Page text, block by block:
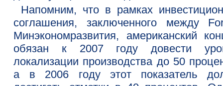
Напомним, что в рамках
соглашения, заключенного между
Минэкономразвития, американский
обязан к 2007 году довести
локализации производства до 50
а в 2006 году этот показатель